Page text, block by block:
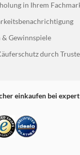
in Ihrem
Gewinnspiele
durch
einkaufen bei expert